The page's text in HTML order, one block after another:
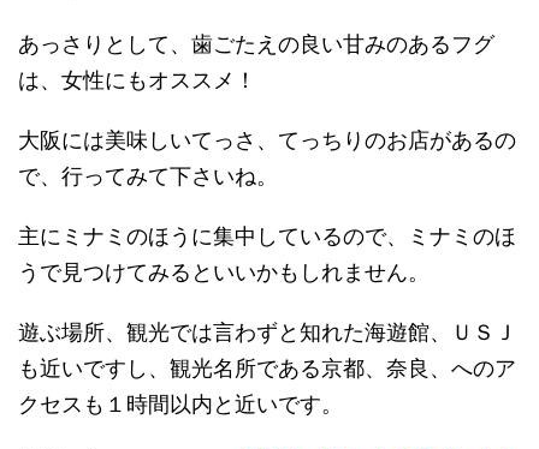
あっさりとして、歯ごたえの良い甘みのあるフグ
は、女性にもオススメ！
大阪には美味しいてっさ、てっちりのお店があるの
で、行ってみて下さいね。
主にミナミのほうに集中しているので、ミナミのほ
うで見つけてみるといいかもしれません。
遊ぶ場所、観光では言わずと知れた海遊館、ＵＳＪ
も近いですし、観光名所である京都、奈良、へのア
クセスも１時間以内と近いです。